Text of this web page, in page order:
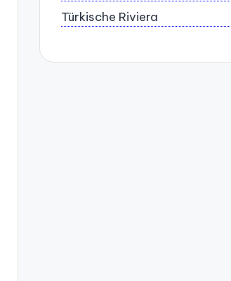
Türkische Riviera